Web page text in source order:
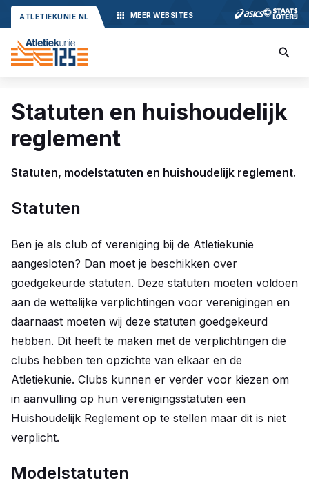
ATLETIEKUNIE.NL MEER WEBSITES
Statuten en huishoudelijk
reglement
Statuten, modelstatuten en huishoudelijk reglement.
Statuten
Ben je als club of vereniging bij de Atletiekunie
aangesloten? Dan moet je beschikken over
goedgekeurde statuten. Deze statuten moeten voldoen
aan de wettelijke verplichtingen voor verenigingen en
daarnaast moeten wij deze statuten goedgekeurd
hebben. Dit heeft te maken met de verplichtingen die
clubs hebben ten opzichte van elkaar en de
Atletiekunie. Clubs kunnen er verder voor kiezen om
in aanvulling op hun verenigingsstatuten een
Huishoudelijk Reglement op te stellen maar dit is niet
verplicht.
Modelstatuten